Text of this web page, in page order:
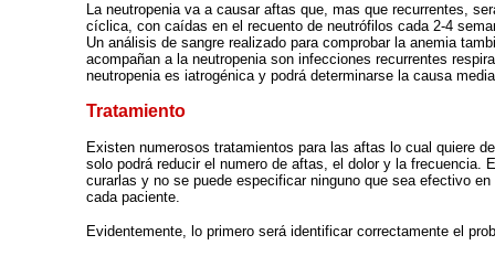
La neutropenia va a causar aftas que, mas que recurrentes,
cíclica, con caídas en el recuento de neutrófilos cada 2-4
Un análisis de sangre realizado para comprobar la anemia
acompañan a la neutropenia son infecciones recurrentes
neutropenia es iatrogénica y podrá determinarse la causa
Tratamiento
Existen numerosos tratamientos para las aftas lo cual quiere
solo podrá reducir el numero de aftas, el dolor y la frecuencia.
curarlas y no se puede especificar ninguno que sea efectivo
cada paciente.
Evidentemente, lo primero será identificar correctamente el